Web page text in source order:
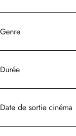
Genre
Durée
Date de sortie cinéma